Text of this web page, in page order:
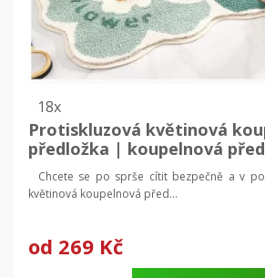
18x
Protiskluzová květinová
předložka | koupelnová
rohožka
Chcete se po sprše cítit bezpečně a v
květinová koupelnová před...
od 269 Kč